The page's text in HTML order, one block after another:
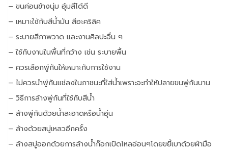
– ขนค่อนข้างนุ่ม อุ้มสีได้ดี
– เหมาะใช้กับสีน้ำมัน สีอะคริลิค
– ระบายสีภาพวาด และงานศิลปะอื่น ๆ
– ใช้กับงานในพื้นที่กว้าง เช่น ระบายพื้น
– ควรเลือกพู่กันให้เหมาะกับการใช้งาน
– ไม่ควรนำพู่กันแช่ลงในภาชนะที่ใส่น้ำเพราะจะทำให้ปลายขนพู่กันบาน
– วิธีการล้างพู่กันที่ใช้กับสีน้ำ
– ล้างพู่กันด้วยน้ำสะอาดหรือน้ำอุ่น
– ล้างด้วยสบู่เหลวอีกครั้ง
– ล้างสบู่ออกด้วยการล้างน้ำก๊อกเปิดไหลอ่อนๆโดยขยี้เบาด้วยฝ่ามือ